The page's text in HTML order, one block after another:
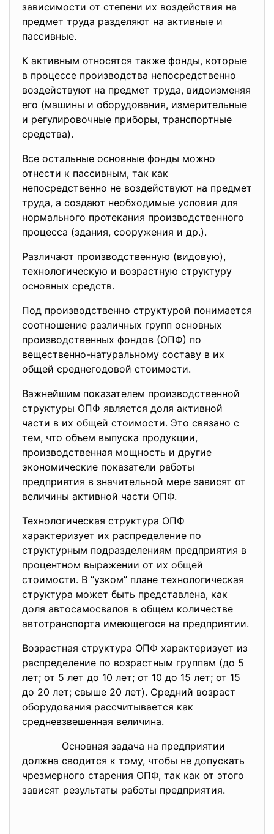
зависимости от степени их воздействия на
предмет труда разделяют на активные и
пассивные.
К активным относятся также фонды, которые
в процессе производства непосредственно
воздействуют на предмет труда, видоизменяя
его (машины и оборудования, измерительные
и регулировочные приборы, транспортные
средства).
Все остальные основные фонды можно
отнести к пассивным, так как
непосредственно не воздействуют на предмет
труда, а создают необходимые условия для
нормального протекания производственного
процесса (здания, сооружения и др.).
Различают производственную (видовую),
технологическую и возрастную структуру
основных средств.
Под производственно структурой понимается
соотношение различных групп основных
производственных фондов (ОПФ) по
вещественно-натуральному составу в их
общей среднегодовой стоимости.
Важнейшим показателем производственной
структуры ОПФ является доля активной
части в их общей стоимости. Это связано с
тем, что объем выпуска продукции,
производственная мощность и другие
экономические показатели работы
предприятия в значительной мере зависят от
величины активной части ОПФ.
Технологическая структура ОПФ
характеризует их распределение по
структурным подразделениям предприятия в
процентном выражении от их общей
стоимости. В “узком” плане технологическая
структура может быть представлена, как
доля автосамосвалов в общем количестве
автотранспорта имеющегося на предприятии.
Возрастная структура ОПФ характеризует из
распределение по возрастным группам (до 5
лет; от 5 лет до 10 лет; от 10 до 15 лет; от 15
до 20 лет; свыше 20 лет). Средний возраст
оборудования рассчитывается как
средневзвешенная величина.
Основная задача на предприятии
должна сводится к тому, чтобы не допускать
чрезмерного старения ОПФ, так как от этого
зависят результаты работы предприятия.